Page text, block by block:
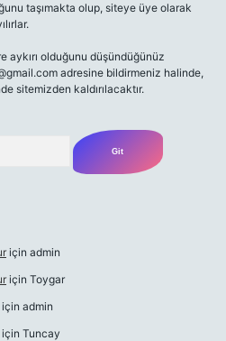
taşımakta olup, siteye üye olarak
aykırı olduğunu düşündüğünüz
adresine bildirmeniz halinde,
sitemizden kaldırılacaktır.
için admin
için Toygar
için admin
için Tuncay